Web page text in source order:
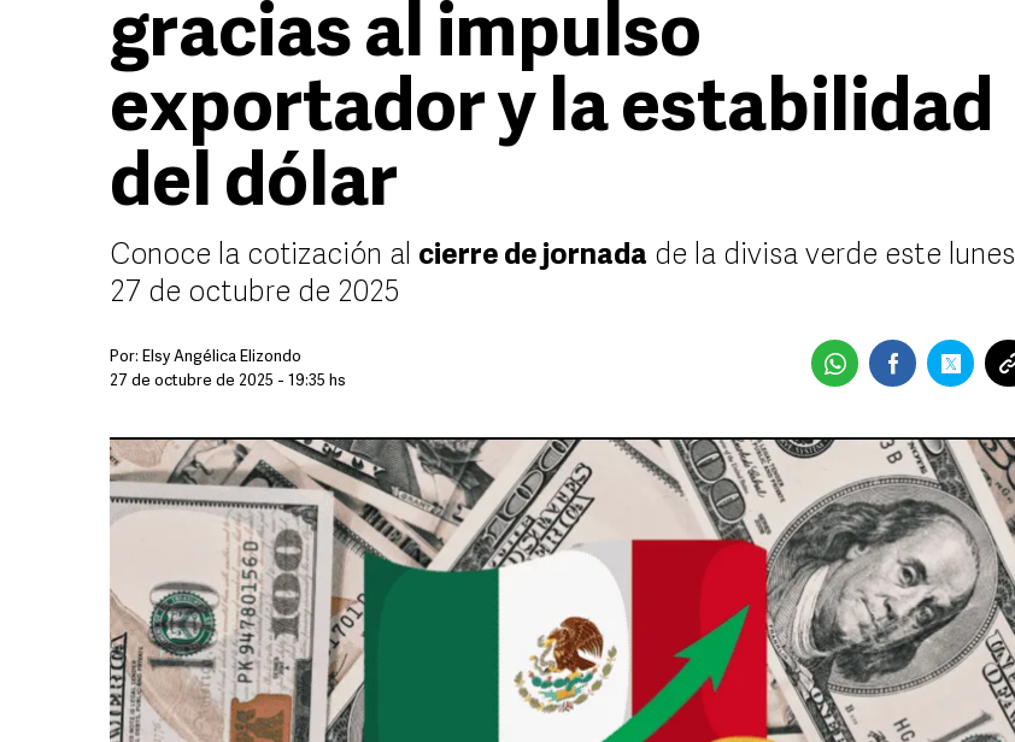
gracias al impulso
exportador y la estabilidad
del dólar
Conoce la cotización al cierre de jornada de la divisa verde este lunes
27 de octubre de 2025
Por: Elsy Angélica Elizondo
27 de octubre de 2025 - 19:35 hs